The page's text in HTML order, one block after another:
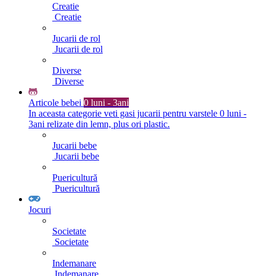
Creatie
Creatie
Jucarii de rol
Jucarii de rol
Diverse
Diverse
Articole bebei 0 luni - 3ani
In aceasta categorie veti gasi jucarii pentru varstele 0 luni -
3ani relizate din lemn, plus ori plastic.
Jucarii bebe
Jucarii bebe
Puericultură
Puericultură
Jocuri
Societate
Societate
Indemanare
Indemanare